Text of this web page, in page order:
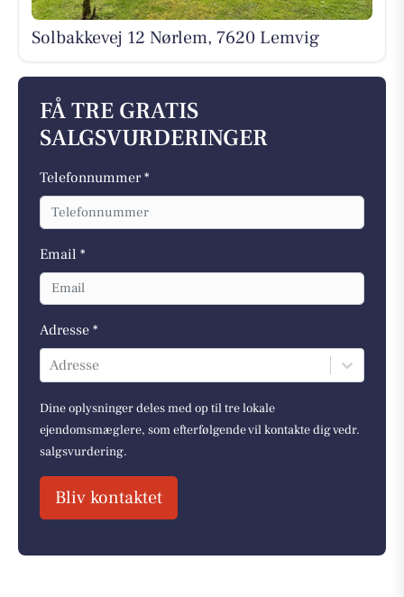
Solbakkevej 12 Nørlem, 7620 Lemvig
FÅ TRE GRATIS
SALGSVURDERINGER
Telefonnummer *
Email *
Adresse *
Adresse
Dine oplysninger deles med op til tre lokale
ejendomsmæglere, som efterfølgende vil kontakte dig vedr.
salgsvurdering.
Bliv kontaktet